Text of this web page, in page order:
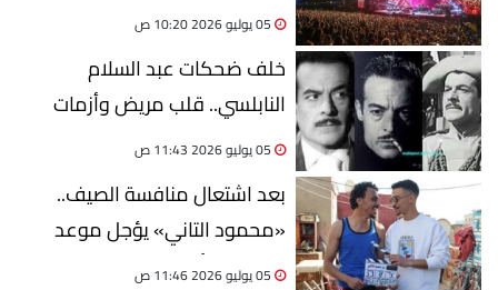
05 يوليو 2026 10:20 ص
خلف ضحكات عبد السلام
النابلسي.. قلب مريض وأزمات
مالية وصداقة خالدة مع فريد
الأطرش
05 يوليو 2026 11:43 ص
بعد اشتعال منافسة الصيف..
«محمود التاني» يؤجل موعد
عرضه إلى أغسطس
05 يوليو 2026 11:46 ص